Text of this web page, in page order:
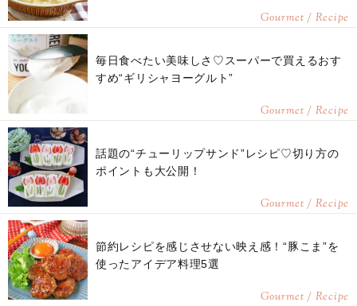
Gourmet / Recipe
毎日食べたい美味しさ♡スーパーで買えるおす
すめ“ギリシャヨーグルト”
Gourmet / Recipe
話題の“チューリップサンド”レシピ♡切り方の
ポイントも大公開！
Gourmet / Recipe
節約レシピを感じさせない映え感！“豚こま”を
使ったアイデア料理5選
Gourmet / Recipe